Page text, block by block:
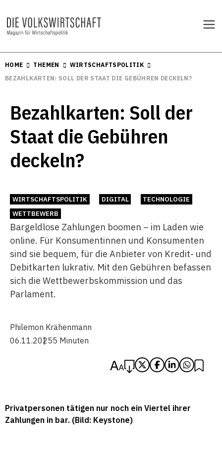
HOME THEMEN
WIRTSCHAFTSPOLITIK
BEZAHLKARTEN: SOLL DER STAAT DIE GEBÜHREN DECKELN?
Bezahlkarten: Soll der
Staat die Gebühren
deckeln?
WIRTSCHAFTSPOLITIK DIGITAL
TECHNOLOGIE
WETTBEWERB
Bargeldlose Zahlungen boomen – im Laden wie
online. Für Konsumentinnen und Konsumenten
sind sie bequem, für die Anbieter von Kredit- und
Debitkarten lukrativ. Mit den Gebühren befassen
sich die Wettbewerbskommission und das
Parlament.
Philemon Krähenmann
06.11.20255 Minuten
Privatpersonen tätigen nur noch ein Viertel ihrer
Zahlungen in bar. (Bild: Keystone)